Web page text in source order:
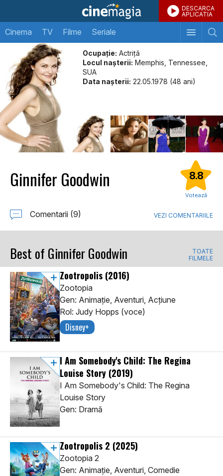
DESCARCA
APLICATIA
Cinema TV Filme Seriale
Ocupație: Actriță
Locul naşterii: Memphis, Tennessee,
SUA
Data naşterii: 22.05.1978 (48 ani)
Ginnifer Goodwin 8.8
Votează
Comentarii (9) VEZI COMENTARIILE
Best of Ginnifer Goodwin
TOATE
FILMELE
Zootropolis (2016)
Zootopia
Gen: Animaţie, Aventuri, Acţiune
Rol: Judy Hopps (voce)
Disney+
I Am Somebody's Child: The Regina
Louise Story (2019)
I Am Somebody's Child: The Regina
Louise Story
Gen: Dramă
Zootropolis 2 (2025)
Zootopia 2
Gen: Animaţie, Aventuri, Comedie